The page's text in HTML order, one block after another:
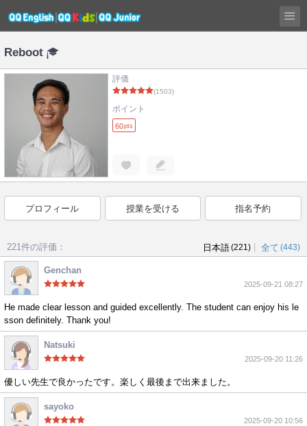
Reboot
評価
(1503)
ポイント
60pts
プロフィール 授業を受ける 指名予約
221件の評価： 日本語(221) 全て (443)
Genchan
2025-09-21 08:27
He made clear lesson and guided excellently. The student can enjoy his le
sson definitely. Thank you!
Natsuki
2025-09-20 11:26
優しい先生で良かったです。楽しく最後まで出来ました。
sayoko
2025-09-20 10:56